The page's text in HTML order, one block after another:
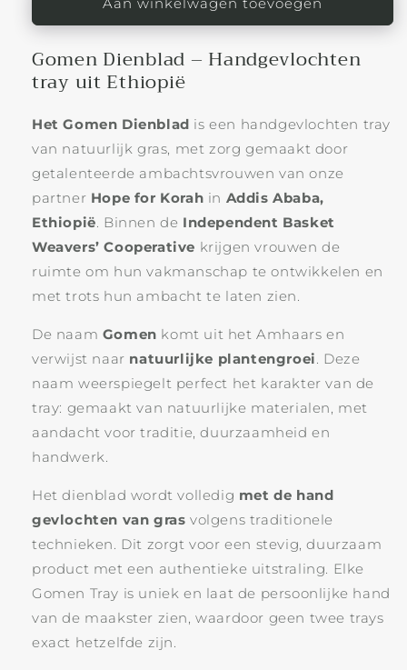
Dienblad
Dienblad
Gomen Dienblad – Handgevlochten
tray uit Ethiopië
Het Gomen Dienblad is een handgevlochten tray
van natuurlijk gras, met zorg gemaakt door
getalenteerde ambachtsvrouwen van onze
partner Hope for Korah in Addis Ababa,
Ethiopië. Binnen de Independent Basket
Weavers’ Cooperative krijgen vrouwen de
ruimte om hun vakmanschap te ontwikkelen en
met trots hun ambacht te laten zien.
De naam Gomen komt uit het Amhaars en
verwijst naar natuurlijke plantengroei. Deze
naam weerspiegelt perfect het karakter van de
tray: gemaakt van natuurlijke materialen, met
aandacht voor traditie, duurzaamheid en
handwerk.
Het dienblad wordt volledig met de hand
gevlochten van gras volgens traditionele
technieken. Dit zorgt voor een stevig, duurzaam
product met een authentieke uitstraling. Elke
Gomen Tray is uniek en laat de persoonlijke hand
van de maakster zien, waardoor geen twee trays
exact hetzelfde zijn.